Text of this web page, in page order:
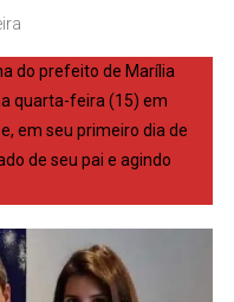
do prefeito de Marília
quarta-feira (15) em
em seu primeiro dia de
de seu pai e agindo